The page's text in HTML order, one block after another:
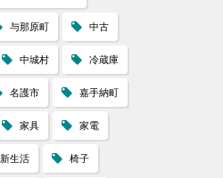
与那原町 中古
中城村 冷蔵庫
名護市 嘉手納町
家具 家電
新生活 椅子